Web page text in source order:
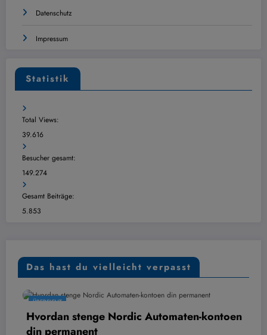
Datenschutz
Impressum
Statistik
Total Views:
39.616
Besucher gesamt:
149.274
Gesamt Beiträge:
5.853
Das hast du vielleicht verpasst
ÜBERSICHT
Hvordan stenge Nordic Automaten-kontoen
din permanent